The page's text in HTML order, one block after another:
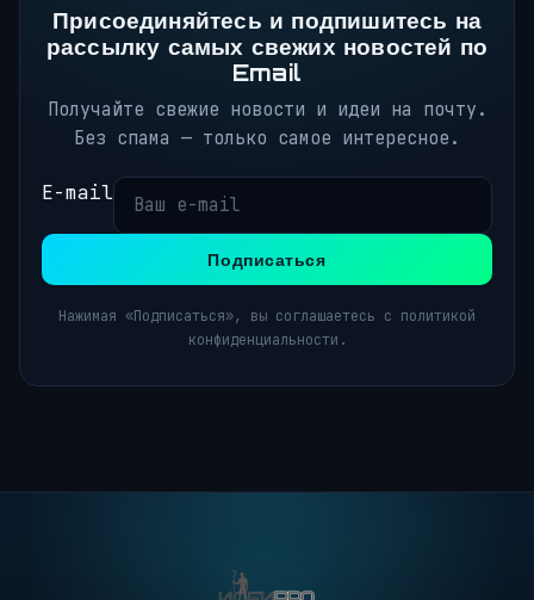
Присоединяйтесь и подпишитесь на
рассылку самых свежих новостей по
Email
Получайте свежие новости и идеи на почту.
Без спама — только самое интересное.
E-mail
Подписаться
Нажимая «Подписаться», вы соглашаетесь с политикой
конфиденциальности.